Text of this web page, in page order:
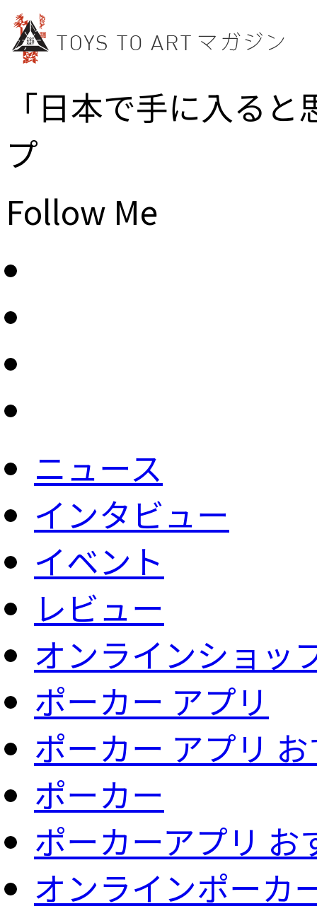
「日本で手に入る
プ
Follow Me
ニュース
インタビュー
イベント
レビュー
オンラインショッ
ポーカー アプリ
ポーカー アプリ
ポーカー
ポーカーアプリ お
オンラインポーカ